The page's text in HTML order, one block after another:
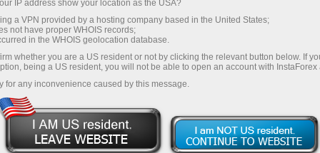
InstaForex
مواتية لتداول الأسهم والمؤشرات
فوركس الحصول على مكافأة تصل إلى
30% على إيداعه، والاستفادة من
عروض ترويجية وعروض خاصة أخرى.
سرعة
في التجارة وعلى الطريق السريع
جائزة هديتك الشخصية الكبرى
قم بإيداع المبلغ في حسابك باستخدام $333 — اختر هدية
تصل قيمتها إلى $1,500
تداول بدون مخاطرة -
IP address show your location as the USA?
a VPN provided by a hosting company based in the United States;
not have proper WHOIS records;
in the WHOIS geolocation database.
whether you are a US resident or not by clicking the relevant button below. If
being a US resident, you will not be able to open an account with InstaForex
for any inconvenience caused by this message.